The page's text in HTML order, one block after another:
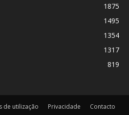
1875
1495
1354
1317
819
de utilização Privacidade Contacto